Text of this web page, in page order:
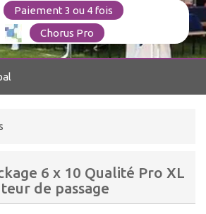
Paiement 3 ou 4 fois
Chorus Pro
6 x 10 Qualité Pro XL
de passage